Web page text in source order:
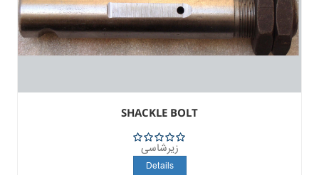
SHACKLE BOLT
5
زیرشاسی
Details